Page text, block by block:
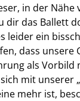
in der Nähe
dir das Ballett
leider ein
dass unsere
als Vorbild
mit unserer
mehr ist,